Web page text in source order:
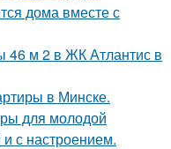
дома вместе с
46 м 2 в ЖК Атлантис в
в Минске.
для молодой
с настроением.